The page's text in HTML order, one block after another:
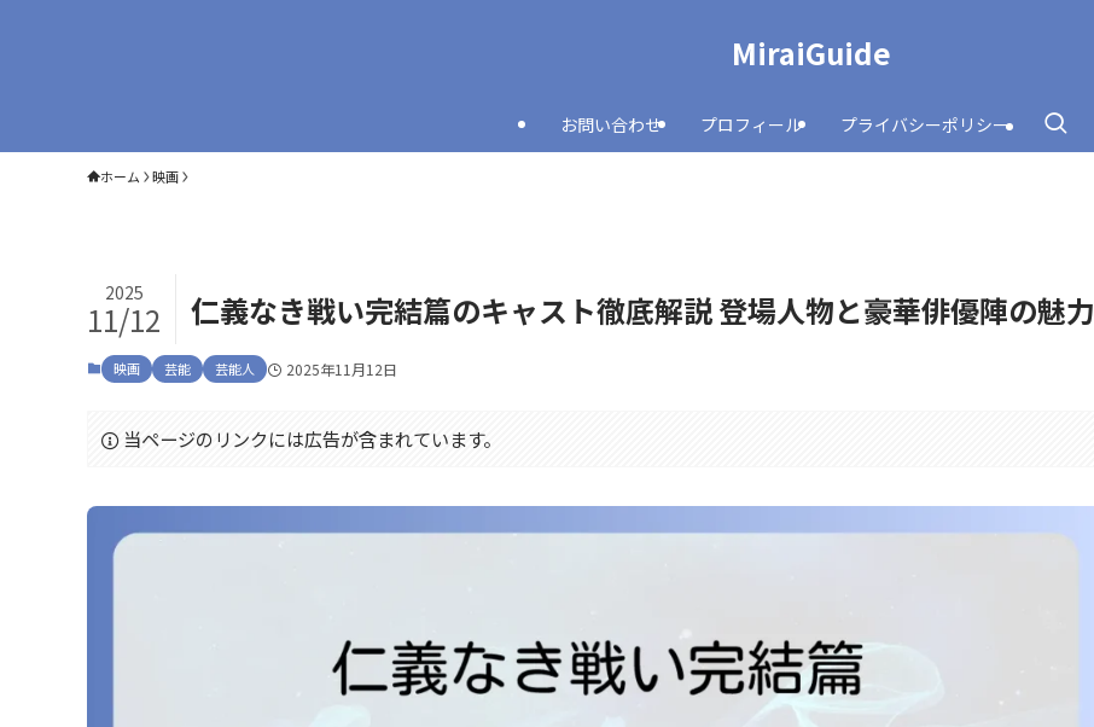
MiraiGuide
お問い合わせ プロフィール プライバシーポリシー
ホーム 映画
仁義なき戦い完結篇のキャスト徹底解説 登場人物と豪華俳優陣の魅力
2025
11/12
映画 芸能 芸能人 2025年11月12日
当ページのリンクには広告が含まれています。